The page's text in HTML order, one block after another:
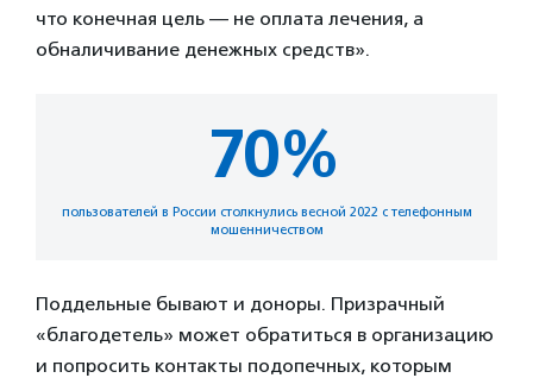
что конечная цель — не оплата лечения, а
обналичивание денежных средств».
70%
пользователей в России столкнулись весной 2022 с телефонным
мошенничеством
Поддельные бывают и доноры. Призрачный
«благодетель» может обратиться в организацию
и попросить контакты подопечных, которым